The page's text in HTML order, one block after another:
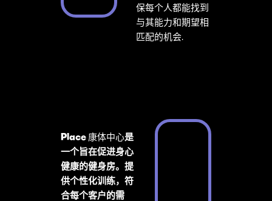
保每个人都能找到
与其能力和期望相
匹配的机会.
Place 康体中心是
一个旨在促进身心
健康的健身房。提
供个性化训练，符
合每个客户的需